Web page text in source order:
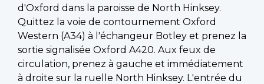
d'Oxford dans la paroisse de North Hinksey.
Quittez la voie de contournement Oxford
Western (A34) à l'échangeur Botley et prenez la
sortie signalisée Oxford A420. Aux feux de
circulation, prenez à gauche et immédiatement
à droite sur la ruelle North Hinksey. L'entrée du